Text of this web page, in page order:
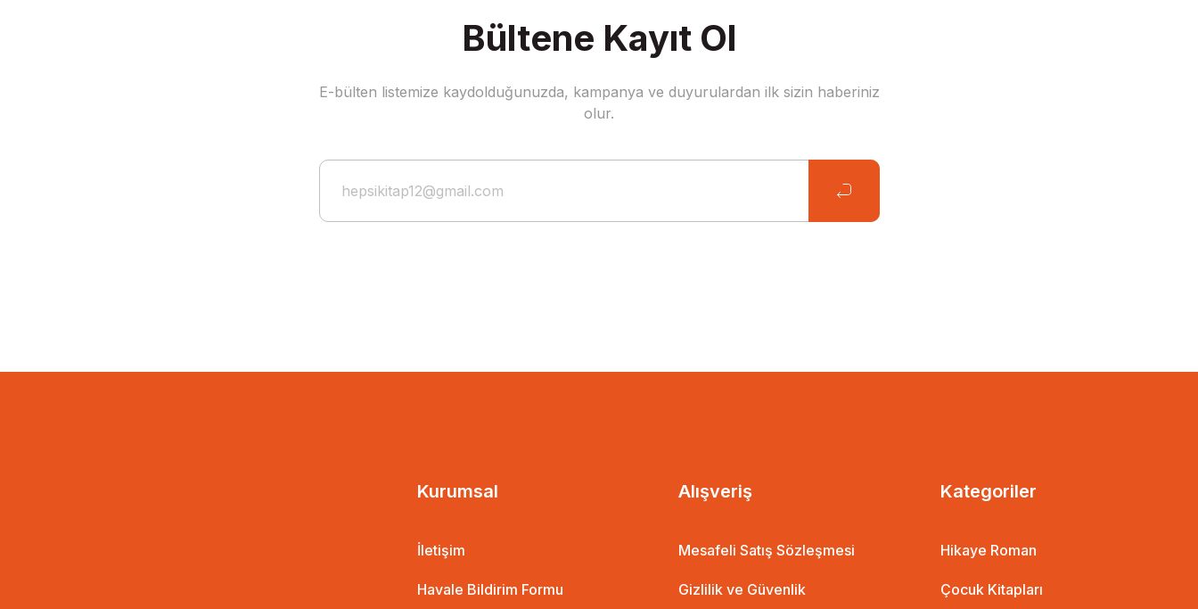
Bültene Kayıt Ol
E-bülten listemize kaydolduğunuzda, kampanya ve duyurulardan ilk sizin haberiniz
olur.
Kurumsal
İletişim
Havale Bildirim Formu
Alışveriş
Mesafeli Satış Sözleşmesi
Gizlilik ve Güvenlik
Kategoriler
Hikaye Roman
Çocuk Kitapları